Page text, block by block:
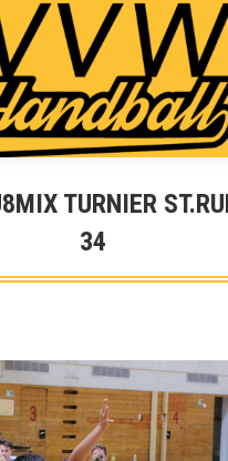
TURNIER
34
Sie befinden